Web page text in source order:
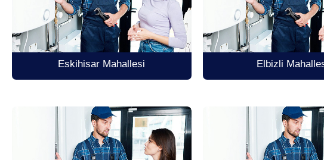
Eskihisar Mahallesi Elbizli